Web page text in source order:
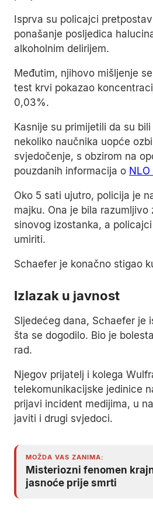
Isprva su policajci
ponašanje posljedica
alkoholnim delirijem.
Međutim, njihovo mišljenje
test krvi pokazao
0,03%.
Kasnije su primijetili da su
nekoliko naučnika uopće
svjedočenje, s obzirom na
pouzdanih informacija o
Oko 5 sati ujutro, policija je
majku. Ona je bila razumljivo
sinovog izostanka, a
umiriti.
Schaefer je konačno stigao
Izlazak u javnost
Sljedećeg dana, Schaefer je
šta se dogodilo. Bio je
rad.
Njegov prijatelj i kolega
telekomunikacijske jedinice
prijavi incident medijima, u
javiti i drugi svjedoci.
MOŽDA VAS ZANIMA:
Misteriozni fenomen
jasnoće prije smrti